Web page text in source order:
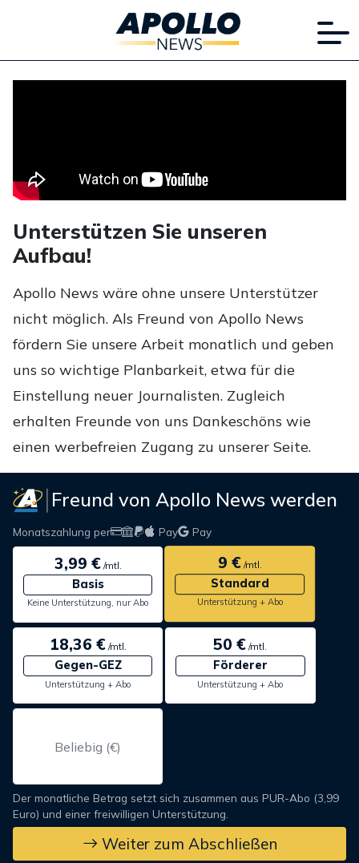
Unterstützen Sie unseren
Aufbau!
Apollo News wäre ohne unsere Unterstützer
nicht möglich. Als Freund von Apollo News
fördern Sie unsere Arbeit monatlich und geben
uns so wichtige Planbarkeit, etwa für die
Einstellung neuer Journalisten. Zugleich
erhalten Freunde von uns Dankeschöns wie
einen werbefreien Zugang zu unserer Seite.
Freund von Apollo News werden
Monatszahlung per Pay Pay
3,99 €/mtl.
Basis
Keine Unterstützung, nur Abo
9 €/mtl.
Standard
Unterstützung + Abo
18,36 €/mtl.
Gegen-GEZ
Unterstützung + Abo
50 € /mtl.
Förderer
Unterstützung + Abo
Der monatliche Betrag setzt sich zusammen aus PUR-Abo (3,99
Euro) und einer freiwilligen Unterstützung.
Weiter zum Abschließen